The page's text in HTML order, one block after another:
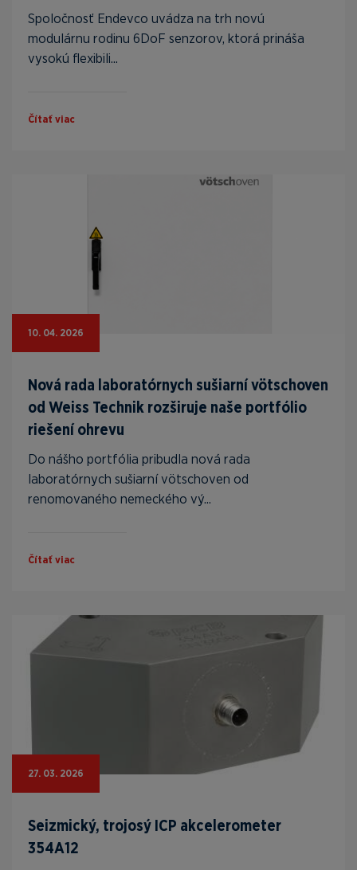
Spoločnosť Endevco uvádza na trh novú
modulárnu rodinu 6DoF senzorov, ktorá prináša
vysokú flexibili...
Čítať viac
10. 04. 2026
Nová rada laboratórnych sušiarní vötschoven
od Weiss Technik rozširuje naše portfólio
riešení ohrevu
Do nášho portfólia pribudla nová rada
laboratórnych sušiarní vötschoven od
renomovaného nemeckého vý...
Čítať viac
27. 03. 2026
Seizmický, trojosý ICP akcelerometer
354A12